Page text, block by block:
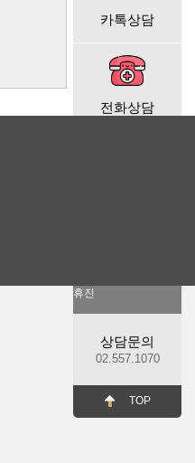
카톡상담
전화상담
휴진
상담문의
02.557.1070
TOP